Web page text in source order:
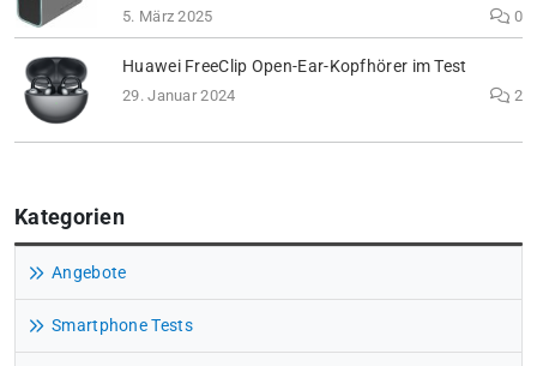
5. März 2025 0
Huawei FreeClip Open-Ear-Kopfhörer im Test
29. Januar 2024 2
Kategorien
Angebote
Smartphone Tests